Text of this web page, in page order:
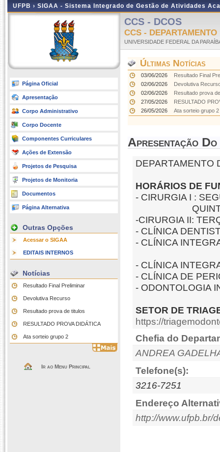
UFPB › SIGAA - Sistema Integrado de Gestão de Atividades
Página Oficial
Apresentação
Corpo Administrativo
Corpo Docente
Componentes Curriculares
Ações de Extensão
Projetos de Pesquisa
Projetos de Monitoria
Documentos
Página Alternativa
Outras Opções
Acessar o SIGAA
EDITAIS INTERNOS
Notícias
Resultado Final Preliminar
Devolutiva Recurso
Resultado prova de titulos
RESULTADO PROVA DIDÁTICA
Ata sorteio grupo 2
Ir ao Menu Principal
CCS - DCOS
CCS -
UNIVERSIDADE FEDERAL DA
Últimas Notícias
03/06/2026
Resultado Final
02/06/2026
Devolutiva
02/06/2026
Resultado prova
27/05/2026
RESULTADO
26/05/2026
Ata sorteio grupo 2
Apresentação
DEPARTAMENTO
HORÁRIOS DE
- CIRURGIA I :
QUINTA
-CIRURGIA II:
- CLÍNICA
- CLÍNICA
- CLÍNICA
- CLÍNICA DE
- ODONTOLOGIA
SETOR DE
https://
Chefia do
ANDREA
Telefone(s):
3216-7251
Endereço
http://www.ufpb.br/